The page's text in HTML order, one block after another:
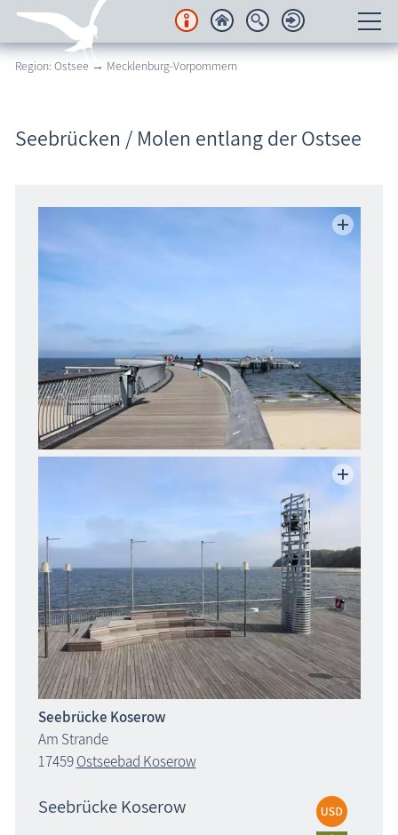
Unterkünfte
Karten
Freizeit
Veranstaltungen
Blog
Region: Ostsee → Mecklenburg-Vorpommern
Seebrücken / Molen entlang der Ostsee
Seebrücke Koserow
Am Strande
17459Ostseebad Koserow
Seebrücke Koserow